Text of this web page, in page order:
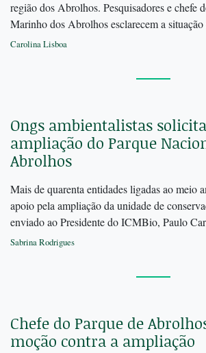
região dos Abrolhos. Pesquisadores e chefe
Marinho dos Abrolhos esclarecem a
Carolina Lisboa
Ongs ambientalistas
ampliação do Parque
Abrolhos
Mais de quarenta entidades ligadas ao meio
apoio pela ampliação da unidade de
enviado ao Presidente do ICMBio, Paulo
Sabrina Rodrigues
Chefe do Parque de
moção contra a ampliação